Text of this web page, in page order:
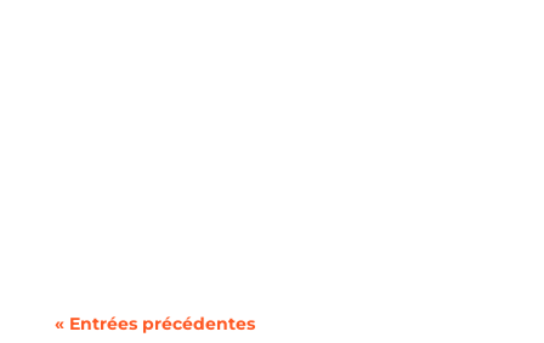
« Entrées précédentes